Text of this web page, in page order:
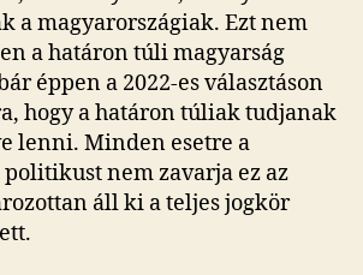
a magyarországiak. Ezt nem
a határon túli magyarság
éppen a 2022-es választáson
hogy a határon túliak tudjanak
lenni. Minden esetre a
nem zavarja ez az
áll ki a teljes jogkör